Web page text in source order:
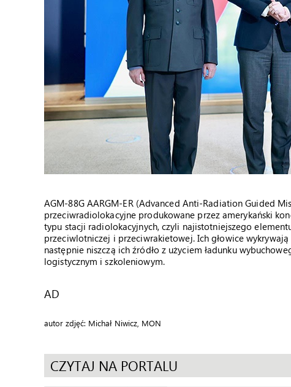
AGM-88G AARGM-ER (Advanced Anti-Radiation Guided
przeciwradiolokacyjne produkowane przez amerykański
typu stacji radiolokacyjnych, czyli najistotniejszego
przeciwlotniczej i przeciwrakietowej. Ich głowice
następnie niszczą ich źródło z użyciem ładunku
logistycznym i szkoleniowym.
AD
autor zdjęć: Michał Niwicz, MON
CZYTAJ NA PORTALU